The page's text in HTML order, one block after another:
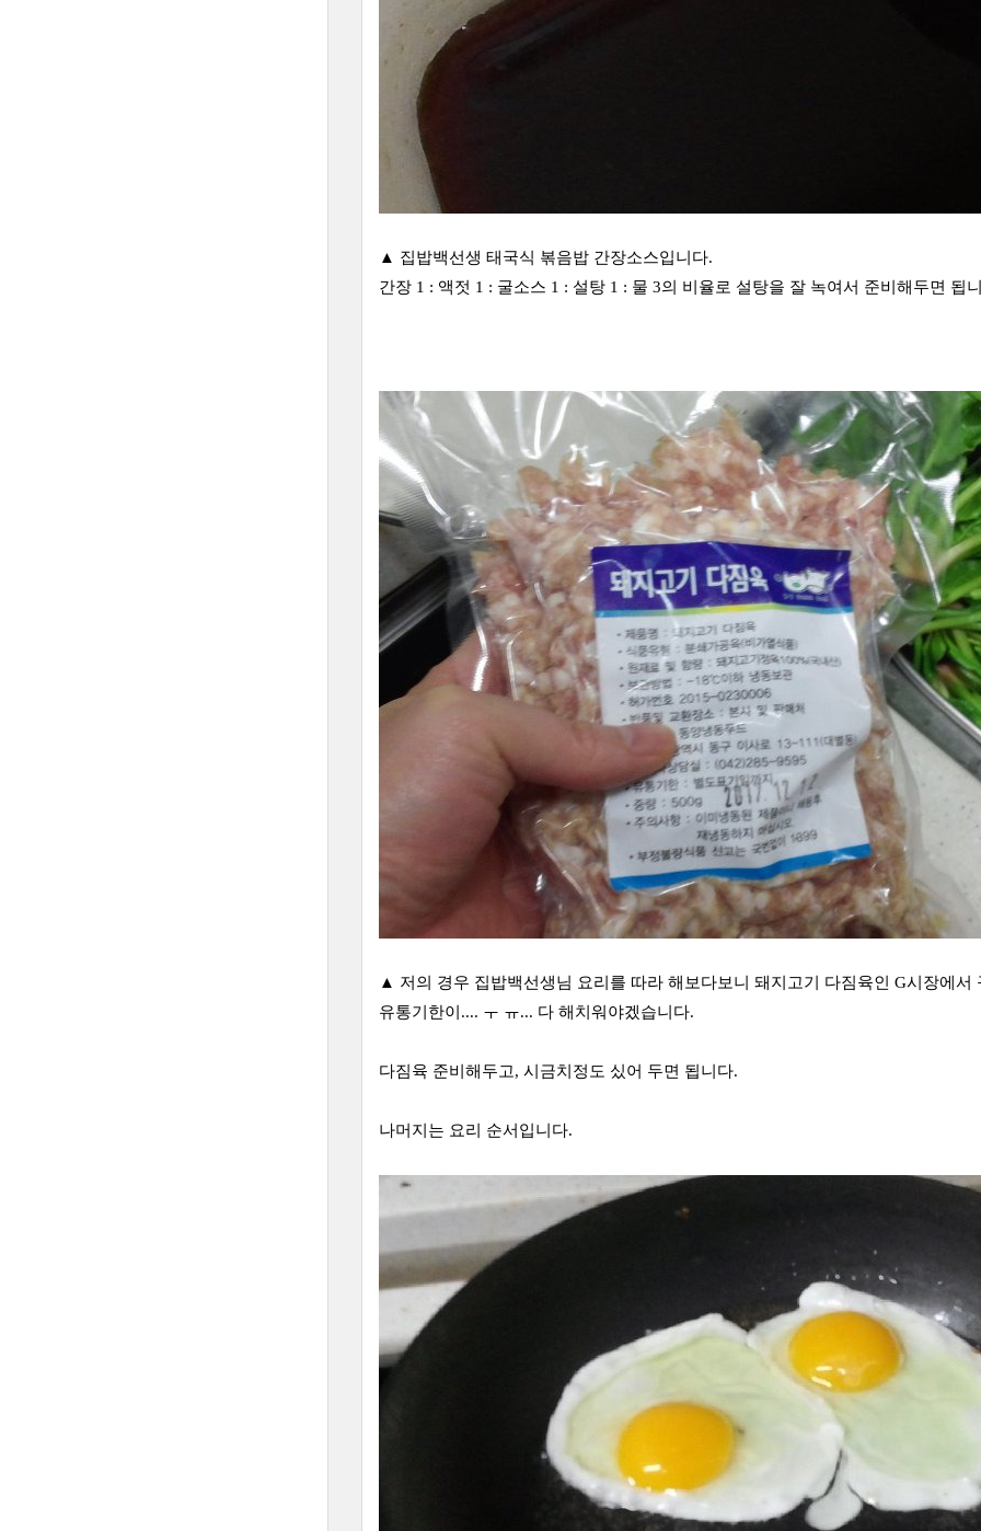
▲ 집밥백선생 태국식 볶음밥 간장소스입니다.
간장 1 : 액젓 1 : 굴소스 1 : 설탕 1 : 물 3의 비율로 설탕을 잘 녹여서 준비해두면 됩
▲ 저의 경우 집밥백선생님 요리를 따라 해보다보니 돼지고기 다짐육인 G시장에
유통기한이.... ㅜ ㅠ... 다 해치워야겠습니다.
다짐육 준비해두고, 시금치정도 싰어 두면 됩니다.
나머지는 요리 순서입니다.